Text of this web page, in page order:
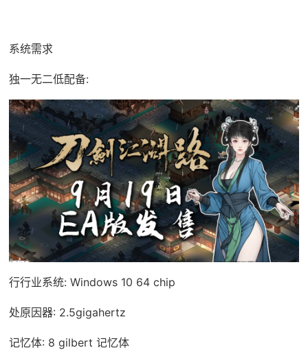
系统需求
独一无二低配备:
行行业系统: Windows 10 64 chip
处原因器: 2.5gigahertz
记忆体: 8 gilbert 记忆体